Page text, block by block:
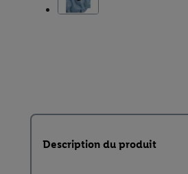
Description du produit